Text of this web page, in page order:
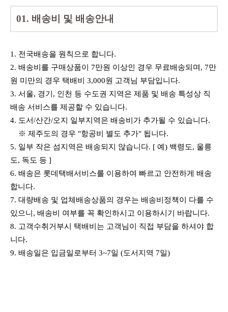
01. 배송비 및 배송안내
1. 전국배송을 원칙으로 합니다.
2. 배송비를 구매상품이 7만원 이상인 경우 무료배송되며, 7만
원 미만의 경우 택배비 3,000원 고객님 부담입니다.
3. 서울, 경기, 인천 등 수도권 지역은 제품 및 배송 특성상 직
배송 서비스를 제공할 수 있습니다.
4. 도서/산간/오지 일부지역은 배송비가 추가될 수 있습니다.
※ 제주도의 경우 "항공비 별도 추가" 됩니다.
5. 일부 작은 섬지역은 배송되지 않습니다. [ 예) 백령도, 울릉
도, 독도 등 ]
6. 배송은 롯데택배서비스를 이용하여 빠르고 안전하게 배송
합니다.
7. 대량배송 및 업체배송상품의 경우는 배송비정책이 다를 수
있으니, 배송비 여부를 꼭 확인하시고 이용하시기 바랍니다.
8. 고객수취거부시 택배비는 고객님이 직접 부담을 하셔야 합
니다.
9. 배송일은 입금일로부터 3~7일 (도서지역 7일)